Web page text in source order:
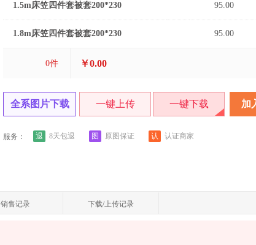
1.5m床笠四件套被套200*230 95.00
1.8m床笠四件套被套200*230 95.00
0件 ￥0.00
全系图片下载 一键上传 一键下载 加
服务： 退 8天包退 图 原图保证 认 认证商家
销售记录 下载/上传记录